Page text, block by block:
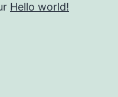
Hello world!